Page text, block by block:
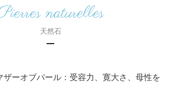
naturelles
天然石
ザーオブパール：受容力、寛大さ、母性を